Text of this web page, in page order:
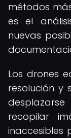
métodos
es el
nuevas
Los drones
resolución y
recopilar
inaccesibles